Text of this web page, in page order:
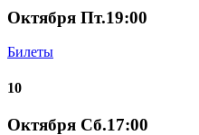
Октября Пт.19:00
Билеты
10
Октября Сб.17:00